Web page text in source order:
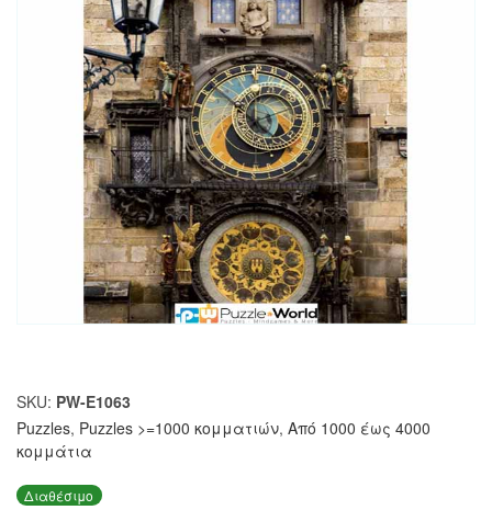
SKU: PW-E1063
Puzzles, Puzzles >=1000 κομματιών, Από 1000 έως 4000
κομμάτια
Διαθέσιμο